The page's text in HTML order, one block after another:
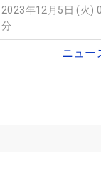
ビュー【WOWOW特
2023年12月5日 (火)
分
ニュー